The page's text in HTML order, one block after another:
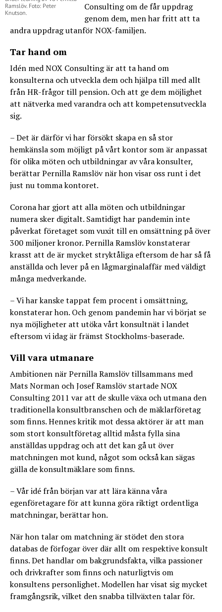
Ramslöv. Foto: Peter
Knutson.
Consulting om de får uppdrag
genom dem, men har fritt att ta
andra uppdrag utanför NOX-familjen.
Tar hand om
Idén med NOX Consulting är att ta hand om
konsulterna och utveckla dem och hjälpa till med allt
från HR-frågor till pension. Och att ge dem möjlighet
att nätverka med varandra och att kompetensutveckla
sig.
– Det är därför vi har försökt skapa en så stor
hemkänsla som möjligt på vårt kontor som är anpassat
för olika möten och utbildningar av våra konsulter,
berättar Pernilla Ramslöv när hon visar oss runt i det
just nu tomma kontoret.
Corona har gjort att alla möten och utbildningar
numera sker digitalt. Samtidigt har pandemin inte
påverkat företaget som vuxit till en omsättning på över
300 miljoner kronor. Pernilla Ramslöv konstaterar
krasst att de är mycket stryktåliga eftersom de har så få
anställda och lever på en lågmarginalaffär med väldigt
många medverkande.
– Vi har kanske tappat fem procent i omsättning,
konstaterar hon. Och genom pandemin har vi börjat se
nya möjligheter att utöka vårt konsultnät i landet
eftersom vi idag är främst Stockholms-baserade.
Vill vara utmanare
Ambitionen när Pernilla Ramslöv tillsammans med
Mats Norman och Josef Ramslöv startade NOX
Consulting 2011 var att de skulle växa och utmana den
traditionella konsultbranschen och de mäklarföretag
som finns. Hennes kritik mot dessa aktörer är att man
som stort konsultföretag alltid måsta fylla sina
anställdas uppdrag och att det kan gå ut över
matchningen mot kund, något som också kan sägas
gälla de konsultmäklare som finns.
– Vår idé från början var att lära känna våra
egenföretagare för att kunna göra riktigt ordentliga
matchningar, berättar hon.
När hon talar om matchning är stödet den stora
databas de förfogar över där allt om respektive konsult
finns. Det handlar om bakgrundsfakta, vilka passioner
och drivkrafter som finns och naturligtvis om
konsultens personlighet. Modellen har visat sig mycket
framgångsrik, vilket den snabba tillväxten talar för.